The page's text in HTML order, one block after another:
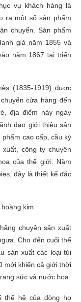
vụ khách hàng là
ra một số sản phẩm
chuyển. Sản phẩm
giá năm 1855 và
năm 1867 tại triển
(1835-1919) được
cửa hàng đến
địa điểm này ngày
đạo giới thiệu sản
cao cấp, cầu kỳ
công ty chuyên
của thế giới. Năm
đây là thiết kế đặc
chuyên sản xuất
Cho đến cuối thế
sản xuất các loại túi
mới khiến cả giới thời
sức và nước hoa.
thế hệ của dòng họ